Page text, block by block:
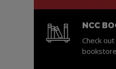
NCC
Check